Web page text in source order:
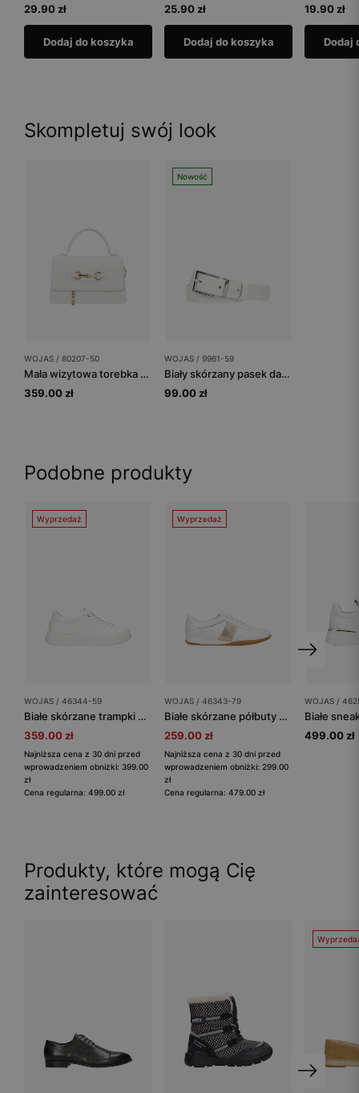
29.90 zł
Dodaj do koszyka
25.90 zł
Dodaj do koszyka
19.90 zł
Dodaj
Skompletuj swój look
WOJAS / 80207-50
Mała wizytowa torebka damska w kolorze białym
359.00 zł
Nowość
WOJAS / 9961-59
Biały skórzany pasek damski ze srebrną klamrą
99.00 zł
Podobne produkty
Wyprzedaż
WOJAS / 46344-59
Białe skórzane trampki damskie ze złotymi elementami
359.00 zł
Najniższa cena z 30 dni przed
wprowadzeniem obniżki: 399.00
zł
Cena regularna: 499.00 zł
Wyprzedaż
WOJAS / 46343-79
Białe skórzane półbuty damskie ze złotymi elementami
259.00 zł
Najniższa cena z 30 dni przed
wprowadzeniem obniżki: 299.00
zł
Cena regularna: 479.00 zł
WOJAS /
499.00 zł
Produkty, które mogą Cię
zainteresować